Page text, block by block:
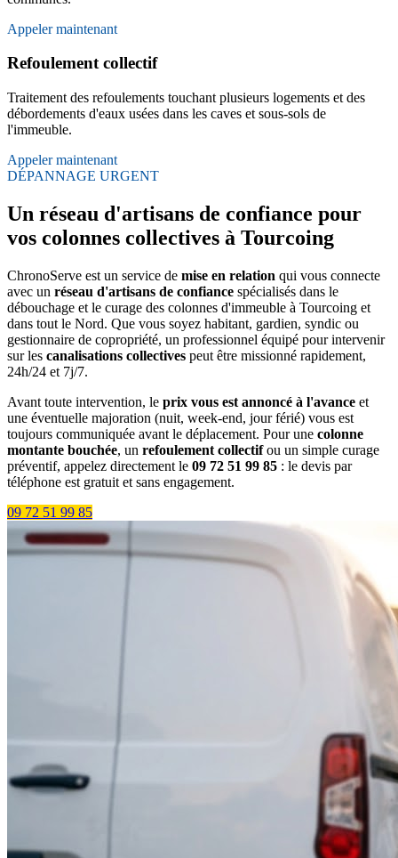
Appeler maintenant
Refoulement collectif
Traitement des refoulements touchant plusieurs logements et des
débordements d'eaux usées dans les caves et sous-sols de
l'immeuble.
Appeler maintenant
DÉPANNAGE URGENT
Un réseau d'artisans de confiance pour
vos colonnes collectives à Tourcoing
ChronoServe est un service de mise en relation qui vous connecte
avec un réseau d'artisans de confiance spécialisés dans le
débouchage et le curage des colonnes d'immeuble à Tourcoing et
dans tout le Nord. Que vous soyez habitant, gardien, syndic ou
gestionnaire de copropriété, un professionnel équipé pour intervenir
sur les canalisations collectives peut être missionné rapidement,
24h/24 et 7j/7.
Avant toute intervention, le prix vous est annoncé à l'avance et
une éventuelle majoration (nuit, week-end, jour férié) vous est
toujours communiquée avant le déplacement. Pour une colonne
montante bouchée, un refoulement collectifou un simple curage
préventif, appelez directement le 09 72 51 99 85 : le devis par
téléphone est gratuit et sans engagement.
09 72 51 99 85